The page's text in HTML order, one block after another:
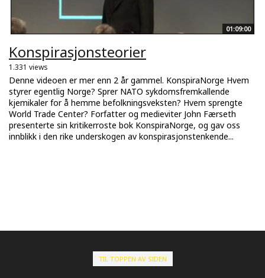
01:09:00
Konspirasjonsteorier
1.331 views
Denne videoen er mer enn 2 år gammel. KonspiraNorge Hvem
styrer egentlig Norge? Sprer NATO sykdomsfremkallende
kjemikaler for å hemme befolkningsveksten? Hvem sprengte
World Trade Center? Forfatter og medieviter John Færseth
presenterte sin kritikerroste bok KonspiraNorge, og gav oss
innblikk i den rike underskogen av konspirasjonstenkende...
TIL TOPPEN AV SIDEN